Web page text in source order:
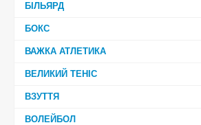
БІЛЬЯРД
БОКС
ВАЖКА АТЛЕТИКА
ВЕЛИКИЙ ТЕНІС
ВЗУТТЯ
ВОЛЕЙБОЛ